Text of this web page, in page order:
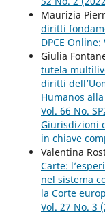
Maurizia
diritti
DPCE
Giulia
tutela
diritti
Humanos
Vol. 66 No.
Giurisdizioni
in chiave
Valentina
Carte:
nel sistema
la Corte
Vol. 27 No. 3